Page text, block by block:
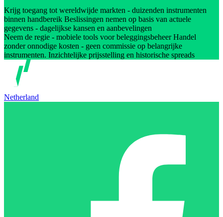
Krijg toegang tot wereldwijde markten - duizenden instrumenten
binnen handbereik Beslissingen nemen op basis van actuele
gegevens - dagelijkse kansen en aanbevelingen
Neem de regie - mobiele tools voor beleggingsbeheer Handel
zonder onnodige kosten - geen commissie op belangrijke
instrumenten. Inzichtelijke prijsstelling en historische spreads
Netherland